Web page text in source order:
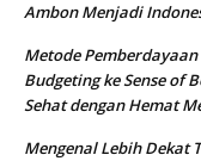
Ambon Menjadi
Metode
Budgeting ke Sense of
Sehat dengan Hemat
Mengenal Lebih Dekat